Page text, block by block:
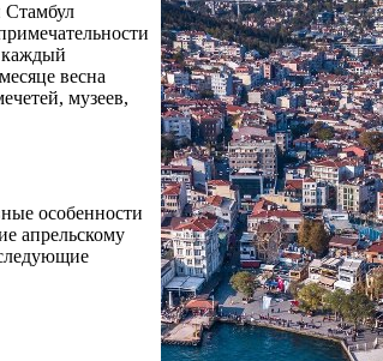
Стамбул
каждый
весна
музеев,
особенности
апрельскому